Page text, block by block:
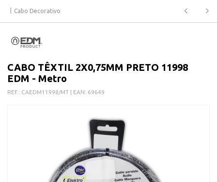
Cabo Decorativo
CABO TÊXTIL 2X0,75MM PRETO 11998
EDM - Metro
REF.: CAEDM11998/MT | EAN: 69649